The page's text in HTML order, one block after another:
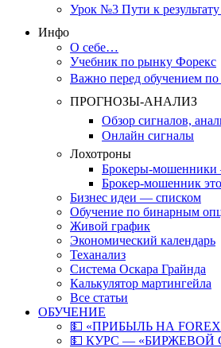
Урок №3 Пути к результату
Инфо
О себе…
Учебник по рынку Форекс
Важно перед обучением по
ПРОГНОЗЫ-АНАЛИЗ
Обзор сигналов,
Онлайн сигналы
Лохотроны
Брокеры-
Брокер-мошенник
Бизнес идеи — списком
Обучение по бинарным
Живой график
Экономический календарь
Теханализ
Система Оскара Грайнда
Калькулятор мартингейла
Все статьи
ОБУЧЕНИЕ
💵 «ПРИБЫЛЬ НА
💵 КУРС — «БИРЖЕВОЙ